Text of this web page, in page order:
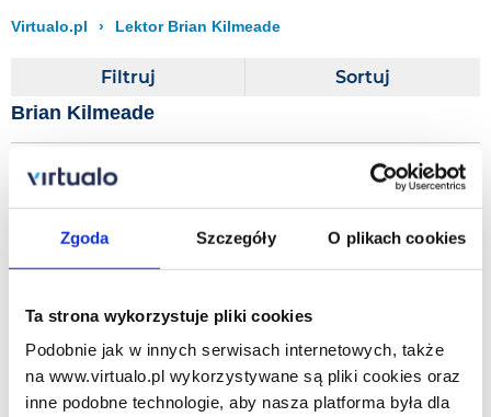
Zgoda Szczegóły O plikach cookies
Ta strona wykorzystuje pliki cookies
Podobnie jak w innych serwisach internetowych, także
na www.virtualo.pl wykorzystywane są pliki cookies oraz
inne podobne technologie, aby nasza platforma była dla
Virtualo.pl › Lektor Brian Kilmeade
Filtruj Sortuj
Brian Kilmeade
It's How You Play the
Count
Brian Kilmeade
Na prezent